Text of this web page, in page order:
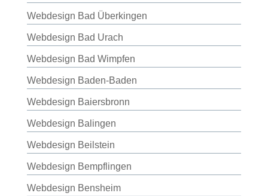
Webdesign Bad Überkingen
Webdesign Bad Urach
Webdesign Bad Wimpfen
Webdesign Baden-Baden
Webdesign Baiersbronn
Webdesign Balingen
Webdesign Beilstein
Webdesign Bempflingen
Webdesign Bensheim